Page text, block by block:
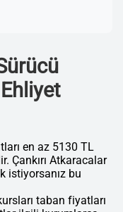
en az 5130 TL
Çankırı Atkaracalar
istiyorsanız bu
taban fiyatları